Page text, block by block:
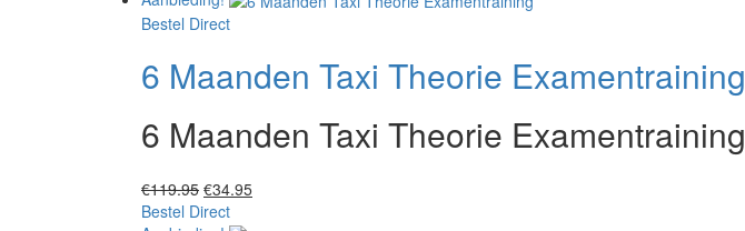
Bestel Direct
6 Maanden Taxi Theorie Examentraining
6 Maanden Taxi Theorie Examentraining
€119.95 Oorspronkelijke
prijs
€34.95Huidige
Bestel Direct